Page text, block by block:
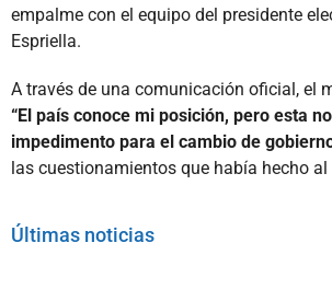
empalme con el equipo del presidente
Espriella.
A través de una comunicación oficial, el
“El país conoce mi posición, pero esta
impedimento para el cambio de
las cuestionamientos que había hecho al
Últimas noticias